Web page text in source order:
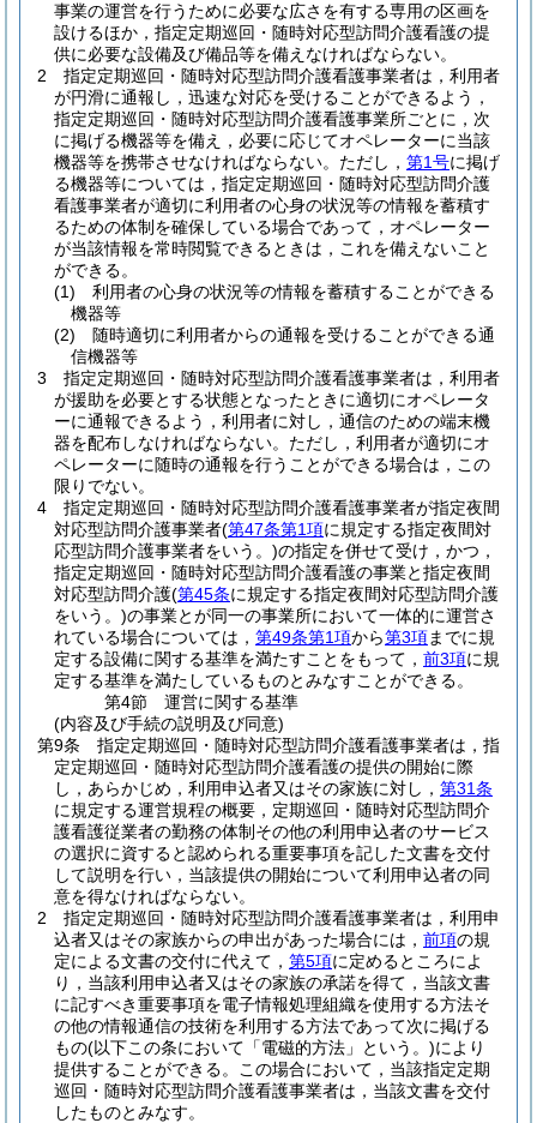
事業の運営を行うために必要な広さを有する専用の区画を
設けるほか，指定定期巡回・随時対応型訪問介護看護の提
供に必要な設備及び備品等を備えなければならない。
2
指定定期巡回・随時対応型訪問介護看護事業者は，利用者
が円滑に通報し，迅速な対応を受けることができるよう，
指定定期巡回・随時対応型訪問介護看護事業所ごとに，次
に掲げる機器等を備え，必要に応じてオペレーターに当該
機器等を携帯させなければならない。 ただし， 第1号に掲げ
る機器等については，指定定期巡回・随時対応型訪問介護
看護事業者が適切に利用者の心身の状況等の情報を蓄積す
るための体制を確保している場合であって，オペレーター
が当該情報を常時閲覧できるときは，これを備えないこと
ができる。
(1)
利用者の心身の状況等の情報を蓄積することができる
機器等
(2)
随時適切に利用者からの通報を受けることができる通
信機器等
3
指定定期巡回・随時対応型訪問介護看護事業者は，利用者
が援助を必要とする状態となったときに適切にオペレータ
ーに通報できるよう，利用者に対し，通信のための端末機
器を配布しなければならない。 ただし，利用者が適切にオ
ペレーターに随時の通報を行うことができる場合は，この
限りでない。
4
指定定期巡回・随時対応型訪問介護看護事業者が指定夜間
対応型訪問介護事業者(第47条第1項に規定する指定夜間対
応型訪問介護事業者をいう。)の指定を併せて受け，かつ，
指定定期巡回・随時対応型訪問介護看護の事業と指定夜間
対応型訪問介護(第45条に規定する指定夜間対応型訪問介護
をいう。)の事業とが同一の事業所において一体的に運営さ
れている場合については， 第49条第1項から第3項までに規
定する設備に関する基準を満たすことをもって， 前3項に規
定する基準を満たしているものとみなすことができる。
第4節
運営に関する基準
(内容及び手続の説明及び同意)
第9条
指定定期巡回・随時対応型訪問介護看護事業者は，指
定定期巡回・随時対応型訪問介護看護の提供の開始に際
し，あらかじめ，利用申込者又はその家族に対し， 第31条
に規定する運営規程の概要，定期巡回・随時対応型訪問介
護看護従業者の勤務の体制その他の利用申込者のサービス
の選択に資すると認められる重要事項を記した文書を交付
して説明を行い，当該提供の開始について利用申込者の同
意を得なければならない。
2
指定定期巡回・随時対応型訪問介護看護事業者は，利用申
込者又はその家族からの申出があった場合には， 前項の規
定による文書の交付に代えて， 第5項に定めるところによ
り，当該利用申込者又はその家族の承諾を得て，当該文書
に記すべき重要事項を電子情報処理組織を使用する方法そ
の他の情報通信の技術を利用する方法であって次に掲げる
もの(以下この条において「電磁的方法」という。)により
提供することができる。
この場合において，当該指定定期
巡回・随時対応型訪問介護看護事業者は，当該文書を交付
したものとみなす。